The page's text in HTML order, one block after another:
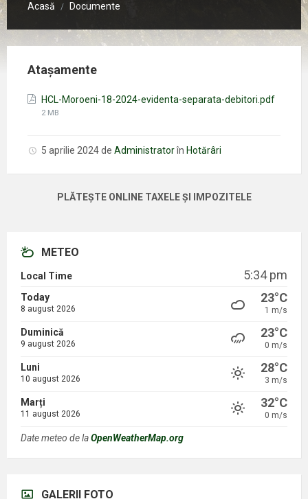
Acasă / Documente
Atașamente
HCL-Moroeni-18-2024-evidenta-separata-debitori.pdf
2 MB
5 aprilie 2024de Administratorîn Hotărâri
PLĂTEȘTE ONLINE TAXELE ȘI IMPOZITELE
METEO
Local Time 5:34 pm
Today
8 august 2026
23°C
1 m/s
Duminică
9 august 2026
23°C
0 m/s
Luni
10 august 2026
28°C
3 m/s
Marți
11 august 2026
32°C
0 m/s
Date meteo de laOpenWeatherMap.org
GALERII FOTO